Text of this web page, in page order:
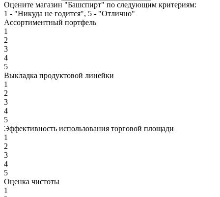
Оцените магазин "Башспирт" по следующим критериям:
1 - "Никуда не годится", 5 - "Отлично"
Ассортиментный портфель
1
2
3
4
5
Выкладка продуктовой линейки
1
2
3
4
5
Эффективность использования торговой площади
1
2
3
4
5
Оценка чистоты
1